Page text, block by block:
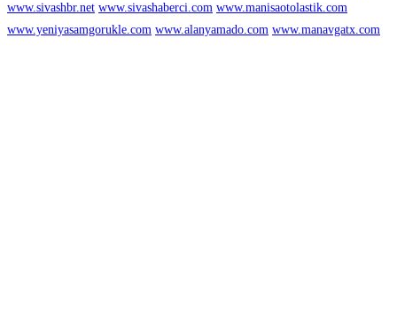
www.sivashbr.net www.sivashaberci.com www.manisaotolastik.com
www.yeniyasamgorukle.com www.alanyamado.com www.manavgatx.com